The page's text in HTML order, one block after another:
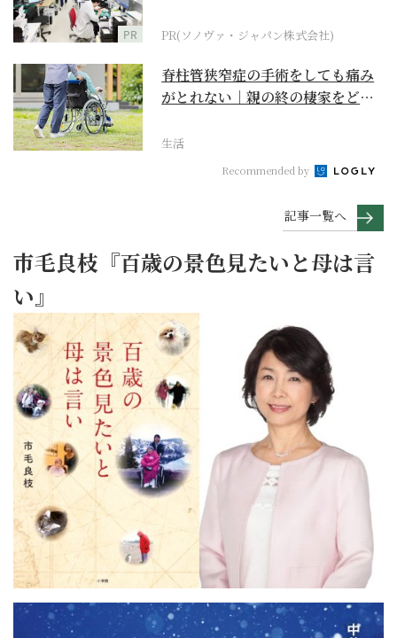
PR PR(ソノヴァ・ジャパン株式会社)
脊柱管狭窄症の手術をしても痛み
がとれない｜親の終の棲家をどう
生活
Recommended by
記事一覧へ
市毛良枝『百歳の景色見たいと母は言
い』